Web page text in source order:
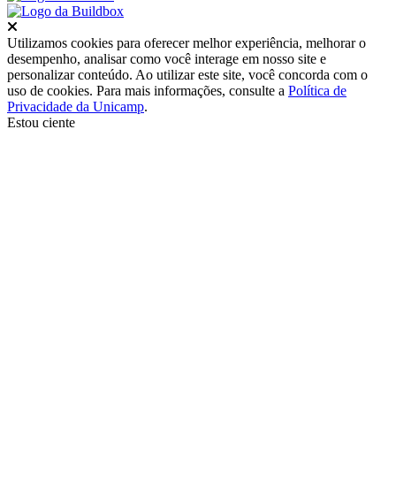
Utilizamos cookies para oferecer melhor experiência, melhorar o
desempenho, analisar como você interage em nosso site e
personalizar conteúdo. Ao utilizar este site, você concorda com o
uso de cookies. Para mais informações, consulte a Política de
Privacidade da Unicamp.
Estou ciente